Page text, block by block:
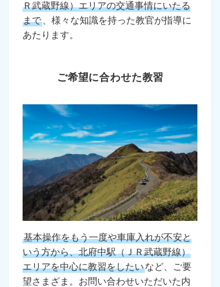
Ｒ武蔵野線）エリアの交通事情にいたる
まで、様々な知識を持った教官が指導に
あたります。
ご希望に合わせた教習
基本操作をもう一度や車庫入れが不安と
いう方から、北府中駅（ＪＲ武蔵野線）
エリアを中心に教習をしたいなど、ご要
望さまざま。お問い合わせいただいた内